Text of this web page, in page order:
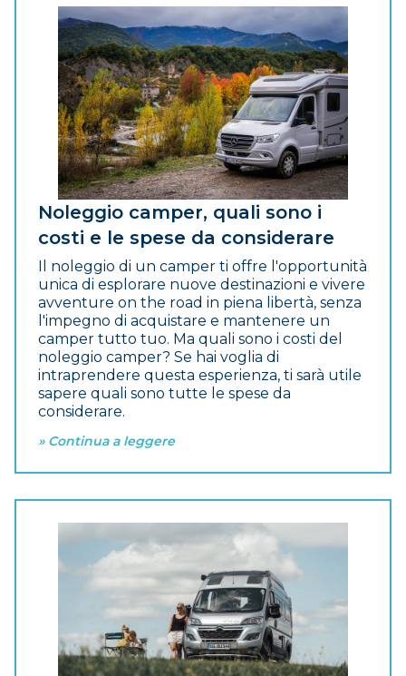
Noleggio camper, quali sono i
costi e le spese da considerare
Il noleggio di un camper ti offre l'opportunità
unica di esplorare nuove destinazioni e vivere
avventure on the road in piena libertà, senza
l'impegno di acquistare e mantenere un
camper tutto tuo. Ma quali sono i costi del
noleggio camper? Se hai voglia di
intraprendere questa esperienza, ti sarà utile
sapere quali sono tutte le spese da
considerare.
» Continua a leggere